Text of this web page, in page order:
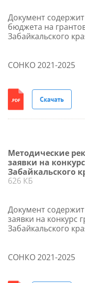
Документ
бюджета на
Забайкальского
СОНКО 2021-2025
Скачать
Методические
заявки на
Забайкальского
626 КБ
Документ
заявки на конкурс
Забайкальского
СОНКО 2021-2025